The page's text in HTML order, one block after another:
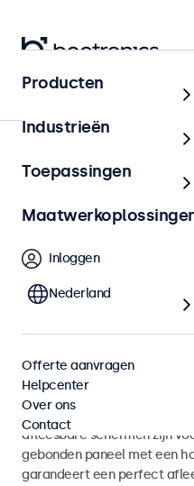
Home
Outdoor monitoren
Weersbestendige
voor zowel binnen- als
afleesbare schermen zijn
gebonden paneel met een
garandeert een perfect
Producten
Industrieën
Toepassingen
Inloggen
Nederland
Offerte aanvragen
Helpcenter
Over ons
Contact